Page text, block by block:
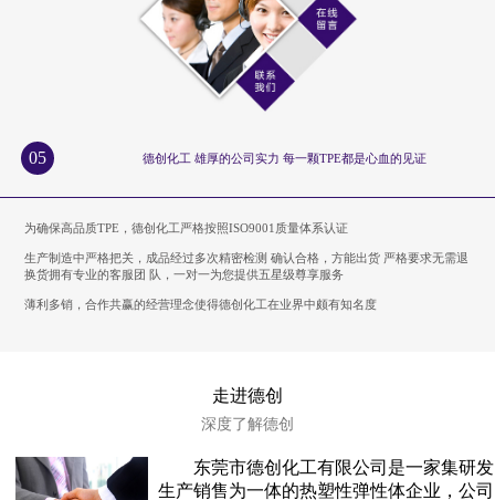
05 德创化工 雄厚的公司实力 每一颗TPE都是心血的见证
为确保高品质TPE，德创化工严格按照ISO9001质量体系认证
生产制造中严格把关，成品经过多次精密检测 确认合格，方能出货 严格要求无需退
换货拥有专业的客服团 队，一对一为您提供五星级尊享服务
薄利多销，合作共赢的经营理念使得德创化工在业界中颇有知名度
走进德创
深度了解德创
东莞市德创化工有限公司是一家集研发
生产销售为一体的热塑性弹性体企业，公司